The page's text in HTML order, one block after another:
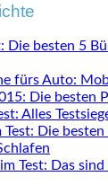
Die besten 5
fürs Auto:
Die besten
Alles
Test: Die
Test: Das